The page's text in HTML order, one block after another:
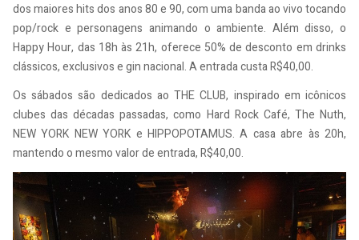
dos maiores hits dos anos 80 e 90, com uma banda ao vivo tocando
pop/rock e personagens animando o ambiente. Além disso, o
Happy Hour, das 18h às 21h, oferece 50% de desconto em drinks
clássicos, exclusivos e gin nacional. A entrada custa R$40,00.
Os sábados são dedicados ao THE CLUB, inspirado em icônicos
clubes das décadas passadas, como Hard Rock Café, The Nuth,
NEW YORK NEW YORK e HIPPOPOTAMUS. A casa abre às 20h,
mantendo o mesmo valor de entrada, R$40,00.